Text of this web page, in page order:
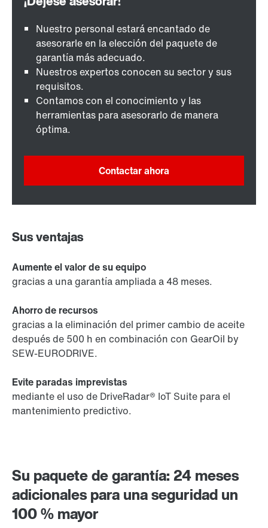
Su paquete de garantía: 24 meses
adicionales para una seguridad un
100 % mayor
Nuestro personal estará encantado de
asesorarle en la elección del paquete de
garantía más adecuado.
Nuestros expertos conocen su sector y sus
requisitos.
Contamos con el conocimiento y las
herramientas para asesorarlo de manera
óptima.
Contactar ahora
Sus ventajas
Aumente el valor de su equipo
gracias a una garantía ampliada a 48 meses.
Ahorro de recursos
gracias a la eliminación del primer cambio de aceite
después de 500 h en combinación con GearOil by
SEW-EURODRIVE.
Evite paradas imprevistas
mediante el uso de DriveRadar® IoT Suite para el
mantenimiento predictivo.